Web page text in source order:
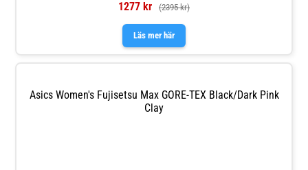
1277 kr (2395 kr)
Läs mer här
Asics Women's Fujisetsu Max GORE-TEX Black/Dark Pink
Clay